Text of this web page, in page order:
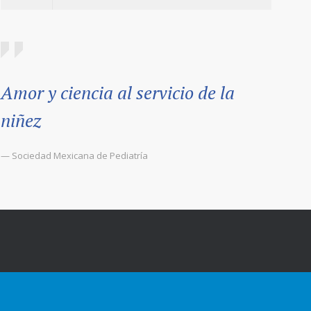
Amor y ciencia al servicio de la
niñez
— Sociedad Mexicana de Pediatría